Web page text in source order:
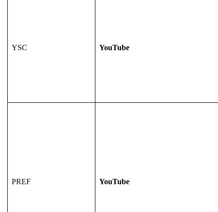
YSC YouTube
PREF YouTube